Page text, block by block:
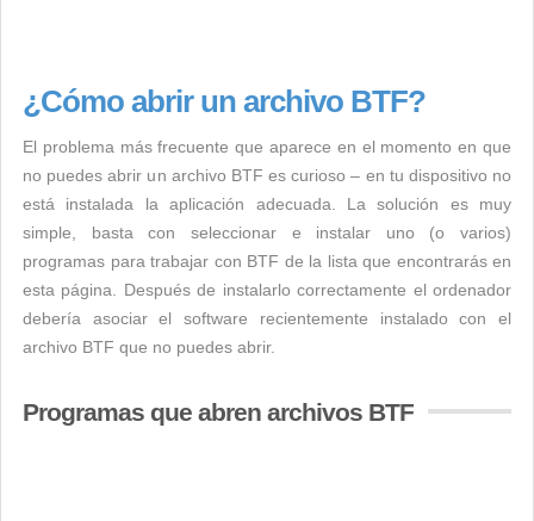
¿Cómo abrir un archivo BTF?
El problema más frecuente que aparece en el momento en que
no puedes abrir un archivo BTF es curioso – en tu dispositivo no
está instalada la aplicación adecuada. La solución es muy
simple, basta con seleccionar e instalar uno (o varios)
programas para trabajar con BTF de la lista que encontrarás en
esta página. Después de instalarlo correctamente el ordenador
debería asociar el software recientemente instalado con el
archivo BTF que no puedes abrir.
Programas que abren archivos BTF